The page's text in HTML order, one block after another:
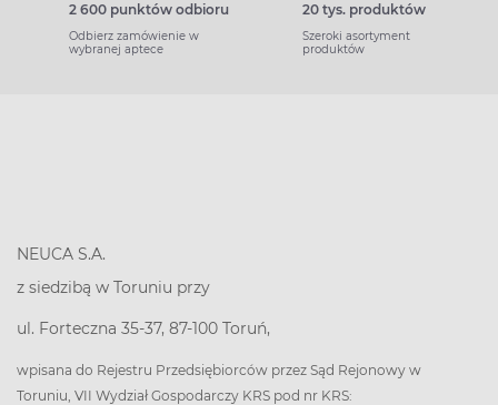
2 600 punktów odbioru
Odbierz zamówienie w
wybranej aptece
20 tys. produktów
Szeroki asortyment
produktów
NEUCA S.A.
z siedzibą w Toruniu przy
ul. Forteczna 35-37, 87-100 Toruń,
wpisana do Rejestru Przedsiębiorców przez Sąd Rejonowy w
Toruniu, VII Wydział Gospodarczy KRS pod nr KRS: